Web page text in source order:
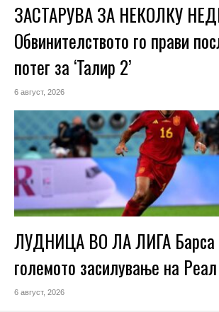
ЗАСТАРУВА ЗА НЕКОЛКУ
Обвинителството го прави
потег за ‘Талир 2’
6 август, 2026
ЛУДНИЦА ВО ЛА ЛИГА Барса
големото засилување на
6 август, 2026